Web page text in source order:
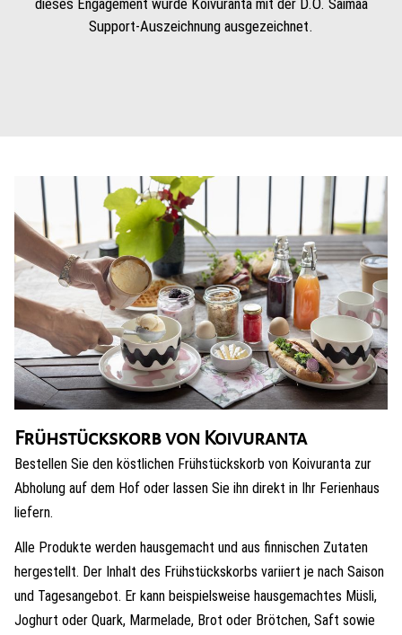
dieses Engagement wurde Koivuranta mit der D.O. Saimaa
Support-Auszeichnung ausgezeichnet.
Frühstückskorb von Koivuranta
Bestellen Sie den köstlichen Frühstückskorb von Koivuranta zur
Abholung auf dem Hof oder lassen Sie ihn direkt in Ihr Ferienhaus
liefern.
Alle Produkte werden hausgemacht und aus finnischen Zutaten
hergestellt. Der Inhalt des Frühstückskorbs variiert je nach Saison
und Tagesangebot. Er kann beispielsweise hausgemachtes Müsli,
Joghurt oder Quark, Marmelade, Brot oder Brötchen, Saft sowie